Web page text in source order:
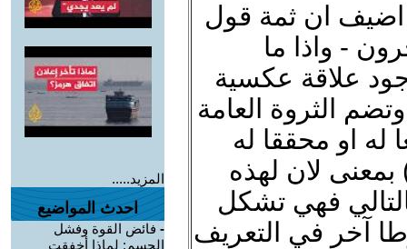
ان ثمة قول
- واذا ما
علاقة عكسية
الثروة العامة
له او محققا له
( لاودرديل 1759- 1839) بمعنى لان لهذه
فهي تشكل
آخر في التعريف
المزيد.....
احدث المواضيع
- فائض القوة وفشل
الحسم: لماذا أخفقت